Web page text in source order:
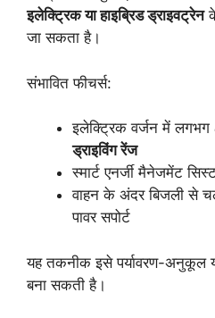
इलेक्ट्रिक या हाइब्रिड ड्राइवट्रेन
जा सकता है।
संभावित फीचर्स:
इलेक्ट्रिक वर्जन में लगभग
ड्राइविंग रेंज
स्मार्ट एनर्जी मैनेजमेंट
वाहन के अंदर बिजली से
पावर सपोर्ट
यह तकनीक इसे पर्यावरण-अनुकूल
बना सकती है।